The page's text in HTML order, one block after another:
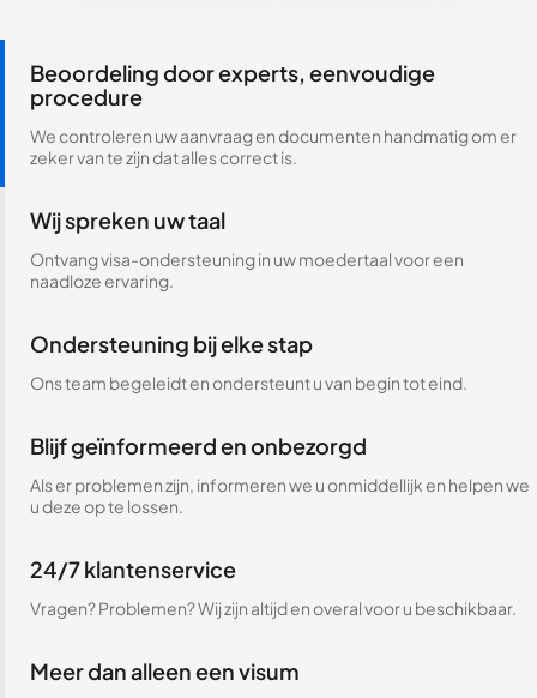
Beoordeling door experts, eenvoudige
procedure
We controleren uw aanvraag en documenten handmatig om er
zeker van te zijn dat alles correct is.
Wij spreken uw taal
Ontvang visa-ondersteuning in uw moedertaal voor een
naadloze ervaring.
Ondersteuning bij elke stap
Ons team begeleidt en ondersteunt u van begin tot eind.
Blijf geïnformeerd en onbezorgd
Als er problemen zijn, informeren we u onmiddellijk en helpen we
u deze op te lossen.
24/7 klantenservice
Vragen? Problemen? Wij zijn altijd en overal voor u beschikbaar.
Meer dan alleen een visum